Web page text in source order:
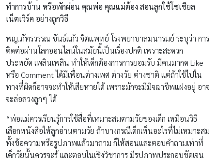
ทำการบ้าน หรือพักผ่อน คุณพ่อ คุณแม่ต้อง สอนลูกใช้โซเชียล
เน็ตเวิร์ค อย่างถูกวิธี
พญ.ภัทรวรรณ ขันธ์แก้ว จิตแพทย์ โรงพยาบาลมนารมย์ ระบุว่า การ
ติดต่อผ่านโลกออนไลน์ในสมัยนี้เป็นเรื่องปกติ เพราะสะดวก
ประหยัด เพลินเพลิน ทำให้เด็กต้องการการยอมรับ มีคนมากด Like
หรือ Comment ได้มีเพื่อนต่างเพศ ต่างวัย ต่างชาติ แต่ถ้าใช้ไปใน
ทางที่ผิดก็อาจจะทำให้เสียหายได้ เพราะมักจะมีมิจฉาชีพแฝงอยู่ อาจ
จะล่อลวงลูกๆ ได้
“พ่อแม่ควรเรียนรู้การใช้สื่อที่เหมาะสมตามวัยของเด็ก เหมือนวิธี
เลือกหนังสือให้ลูกอ่านตามวัย ถ้าบางกรณีเด็กเห็นอะไรที่ไม่เหมาะสม
ทั้งข้อความหรือรูปภาพแล้วมาถาม ก็ให้สอนและตอบคำถามเท่าที่
เด็กวัยนั้นควรจะรู้ และตอบในเชิงวิชาการ มีรูปภาพประกอบชัดเจน